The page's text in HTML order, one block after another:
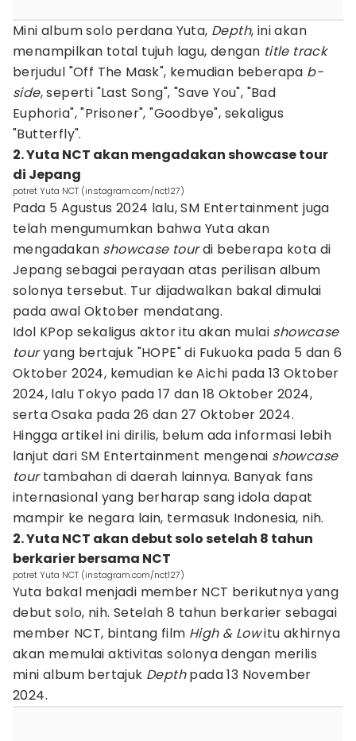
Mini album solo perdana Yuta, Depth, ini akan
menampilkan total tujuh lagu, dengan title track
berjudul "Off The Mask", kemudian beberapa b-
side, seperti "Last Song", "Save You", "Bad
Euphoria", "Prisoner", "Goodbye", sekaligus
"Butterfly".
2. Yuta NCT akan mengadakan showcase tour
di Jepang
potret Yuta NCT (instagram.com/nct127)
Pada 5 Agustus 2024 lalu, SM Entertainment juga
telah mengumumkan bahwa Yuta akan
mengadakan showcase tourdi beberapa kota di
Jepang sebagai perayaan atas perilisan album
solonya tersebut. Tur dijadwalkan bakal dimulai
pada awal Oktober mendatang.
Idol KPop sekaligus aktor itu akan mulai showcase
touryang bertajuk "HOPE" di Fukuoka pada 5 dan 6
Oktober 2024, kemudian ke Aichi pada 13 Oktober
2024, lalu Tokyo pada 17 dan 18 Oktober 2024,
serta Osaka pada 26 dan 27 Oktober 2024.
Hingga artikel ini dirilis, belum ada informasi lebih
lanjut dari SM Entertainment mengenai showcase
tourtambahan di daerah lainnya. Banyak fans
internasional yang berharap sang idola dapat
mampir ke negara lain, termasuk Indonesia, nih.
2. Yuta NCT akan debut solo setelah 8 tahun
berkarier bersama NCT
potret Yuta NCT (instagram.com/nct127)
Yuta bakal menjadi member NCT berikutnya yang
debut solo, nih. Setelah 8 tahun berkarier sebagai
member NCT, bintang film High & Lowitu akhirnya
akan memulai aktivitas solonya dengan merilis
mini album bertajuk Depthpada 13 November
2024.